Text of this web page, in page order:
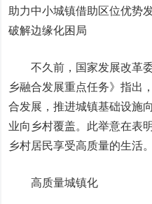
助力中小城镇借助区位优势
破解边缘化困局
不久前，国家发展改革委
乡融合发展重点任务》指出
合发展，推进城镇基础设施
业向乡村覆盖。此举意在表
乡村居民享受高质量的生活。
高质量城镇化